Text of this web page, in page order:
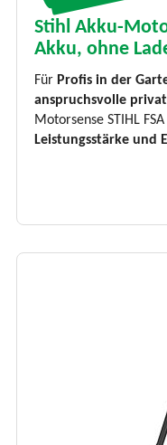
Stihl Akku-
Akku, ohne
Für Profis in der
anspruchsvolle
Motorsense STIHL
Leistungsstärke und